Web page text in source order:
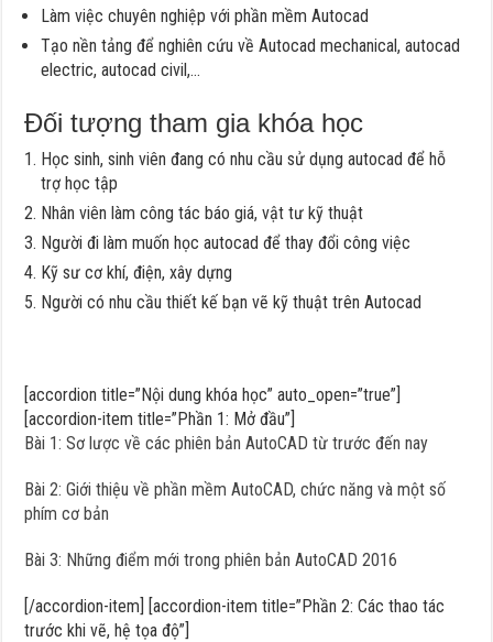
Làm việc chuyên nghiệp với phần mềm Autocad
Tạo nền tảng để nghiên cứu về Autocad mechanical, autocad
electric, autocad civil,…
Đối tượng tham gia khóa học
Học sinh, sinh viên đang có nhu cầu sử dụng autocad để hỗ
trợ học tập
Nhân viên làm công tác báo giá, vật tư kỹ thuật
Người đi làm muốn học autocad để thay đổi công việc
Kỹ sư cơ khí, điện, xây dựng
Người có nhu cầu thiết kế bạn vẽ kỹ thuật trên Autocad
[accordion title=”Nội dung khóa học” auto_open=”true”]
[accordion-item title=”Phần 1: Mở đầu”]
Bài 1: Sơ lược về các phiên bản AutoCAD từ trước đến nay
Bài 2: Giới thiệu về phần mềm AutoCAD, chức năng và một số
phím cơ bản
Bài 3: Những điểm mới trong phiên bản AutoCAD 2016
[/accordion-item] [accordion-item title=”Phần 2: Các thao tác
trước khi vẽ, hệ tọa độ”]